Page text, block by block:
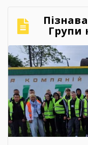
шлях навчання,
праця, Групи